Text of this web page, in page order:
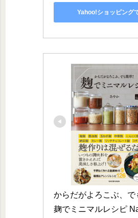
Yahoo!ショッピング
からだがよろこぶ、で
麹でミニマルレシピ